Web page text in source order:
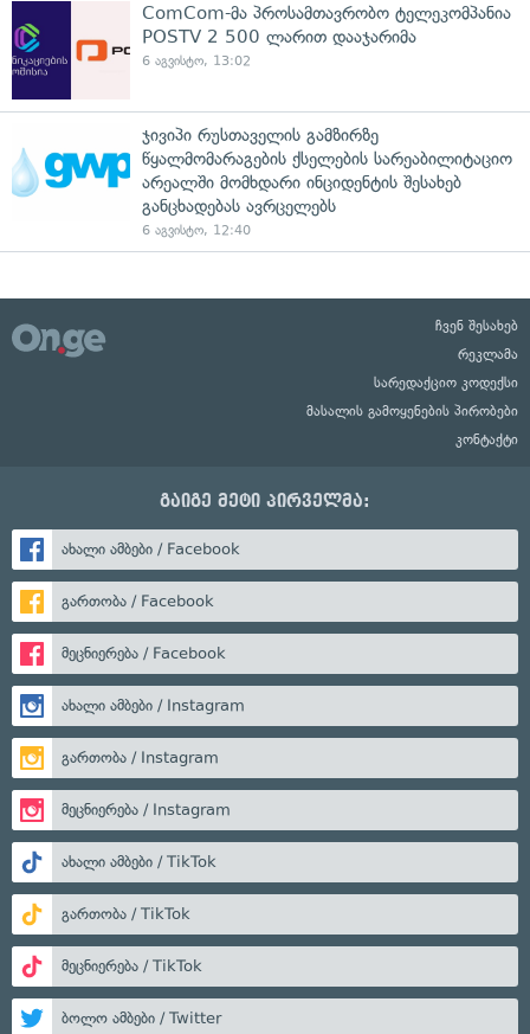
ComCom-მა პროსამთავრობო ტელეკომპანია
POSTV 2 500 ლარით დააჯარიმა
6 აგვისტო, 13:02
ჯივიპი რუსთაველის გამზირზე
წყალმომარაგების ქსელების სარეაბილიტაციო
არეალში მომხდარი ინციდენტის შესახებ
განცხადებას ავრცელებს
6 აგვისტო, 12:40
ჩვენ შესახებ
რეკლამა
სარედაქციო კოდექსი
მასალის გამოყენების პირობები
კონტაქტი
გაიგე მეტი პირველმა:
ახალი ამბები / Facebook
გართობა / Facebook
მეცნიერება / Facebook
ახალი ამბები / Instagram
გართობა / Instagram
მეცნიერება / Instagram
ახალი ამბები / TikTok
გართობა / TikTok
მეცნიერება / TikTok
ბოლო ამბები / Twitter